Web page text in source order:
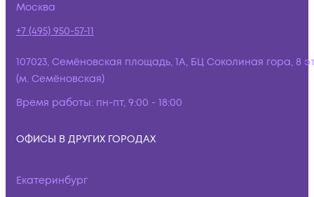
Москва
+7 (495) 950-57-11
107023, Семёновская площадь, 1А, БЦ Соколиная гора, 8
(м. Семёновская)
Время работы: пн-пт, 9:00 - 18:00
ОФИСЫ В ДРУГИХ ГОРОДАХ
Екатеринбург